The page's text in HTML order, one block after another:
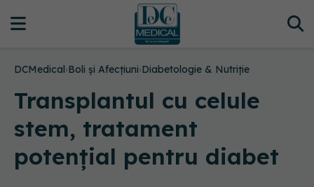
DCMedical›Boli și Afecțiuni›Diabetologie & Nutriție
Transplantul cu celule
stem, tratament
potențial pentru diabet